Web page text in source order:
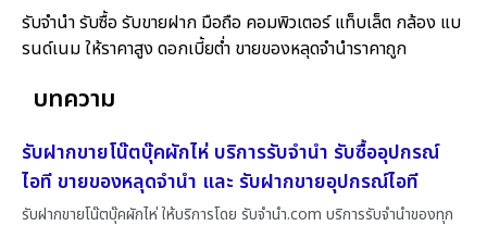
รับจำนำ รับซื้อ รับขายฝาก มือถือ คอมพิวเตอร์ แท็บเล็ต กล้อง แบ
รนด์เนม ให้ราคาสูง ดอกเบี้ยต่ำ ขายของหลุดจำนำราคาถูก
บทความ
รับฝากขายโน๊ตบุ๊คผักไห่ บริการรับจำนำ รับซื้ออุปกรณ์
ไอที ขายของหลุดจำนำ และ รับฝากขายอุปกรณ์ไอที
รับฝากขายโน๊ตบุ๊คผักไห่ ให้บริการโดย รับจํานํา.com บริการรับจำนำของทุก